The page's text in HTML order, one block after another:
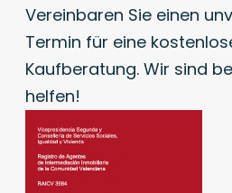
Vereinbaren Sie einen
Termin für eine
Kaufberatung. Wir sind
helfen!